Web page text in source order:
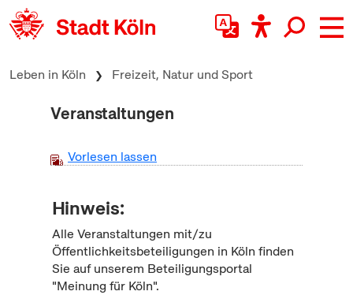
zum Inhalt springen
Leben in Köln Freizeit, Natur und Sport
Veranstaltungen
Vorlesen lassen
Hinweis:
Alle Veranstaltungen mit/zu
Öffentlichkeitsbeteiligungen in Köln finden
Sie auf unserem Beteiligungsportal
"Meinung für Köln".